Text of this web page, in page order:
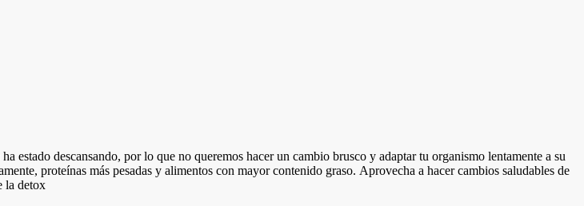
estado descansando, por lo que no queremos hacer un cambio brusco y adaptar tu organismo lentamente a su
proteínas más pesadas y alimentos con mayor contenido graso. Aprovecha a hacer cambios saludables de
la detox